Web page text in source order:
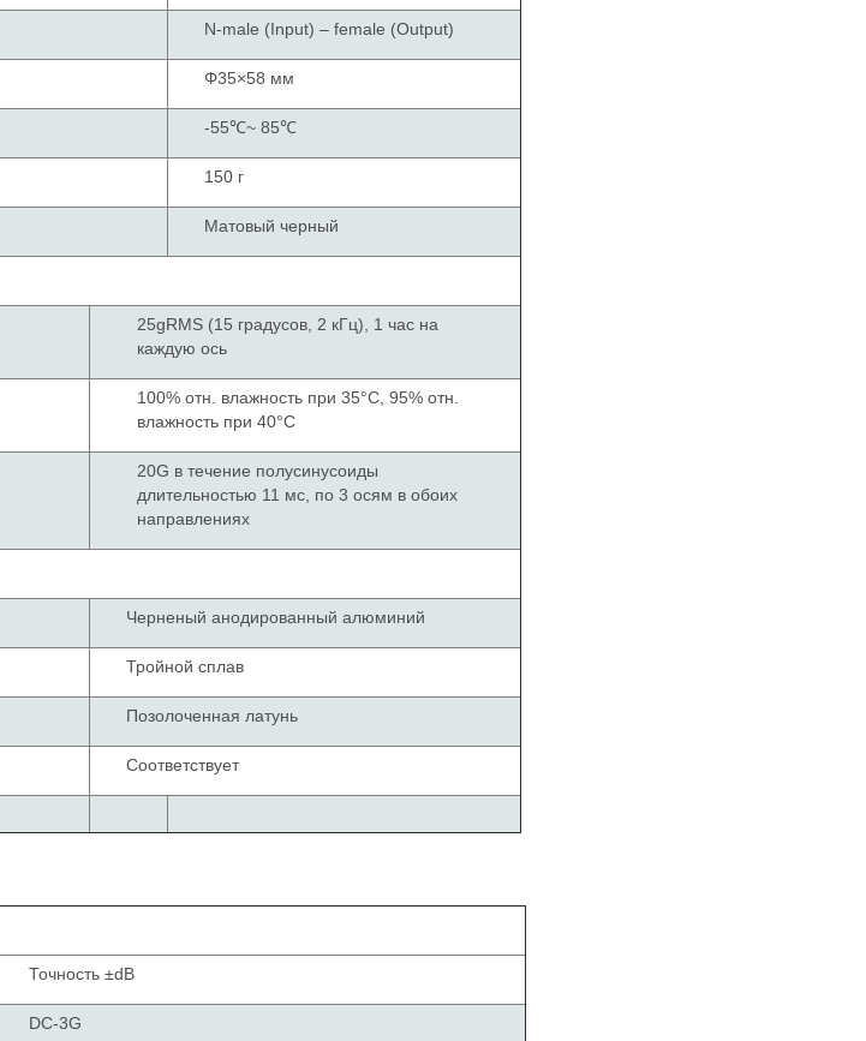
N-male (Input) – female (Output)
Φ35×58 мм
-55℃~ 85℃
150 г
Матовый черный
25gRMS (15 градусов, 2 кГц), 1 час на
каждую ось
100% отн. влажность при 35°C, 95% отн.
влажность при 40°C
20G в течение полусинусоиды
длительностью 11 мс, по 3 осям в обоих
направлениях
Черненый анодированный алюминий
Тройной сплав
Позолоченная латунь
Соответствует
Точность ±dB
DC-3G